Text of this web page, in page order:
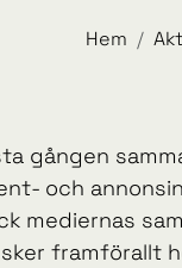
Hem
gången
och
mediernas
sker framförallt